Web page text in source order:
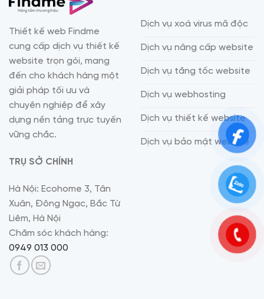
Thiết kế web Findme
cung cấp dịch vụ thiết kế
website trọn gói, mang
đến cho khách hàng một
giải pháp tối ưu và
chuyên nghiệp để xây
dựng nền tảng trực tuyến
vững chắc.
TRỤ SỞ CHÍNH
Hà Nội: Ecohome 3, Tân
Xuân, Đông Ngạc, Bắc Từ
Liêm, Hà Nội
Chăm sóc khách hàng:
0949 013 000
Dịch vụ xoá virus mã độc
Dịch vụ nâng cấp website
Dịch vụ tăng tốc website
Dịch vụ webhosting
Dịch vụ thiết kế website
Dịch vụ bảo mật website